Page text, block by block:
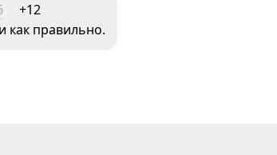
+12
как правильно.